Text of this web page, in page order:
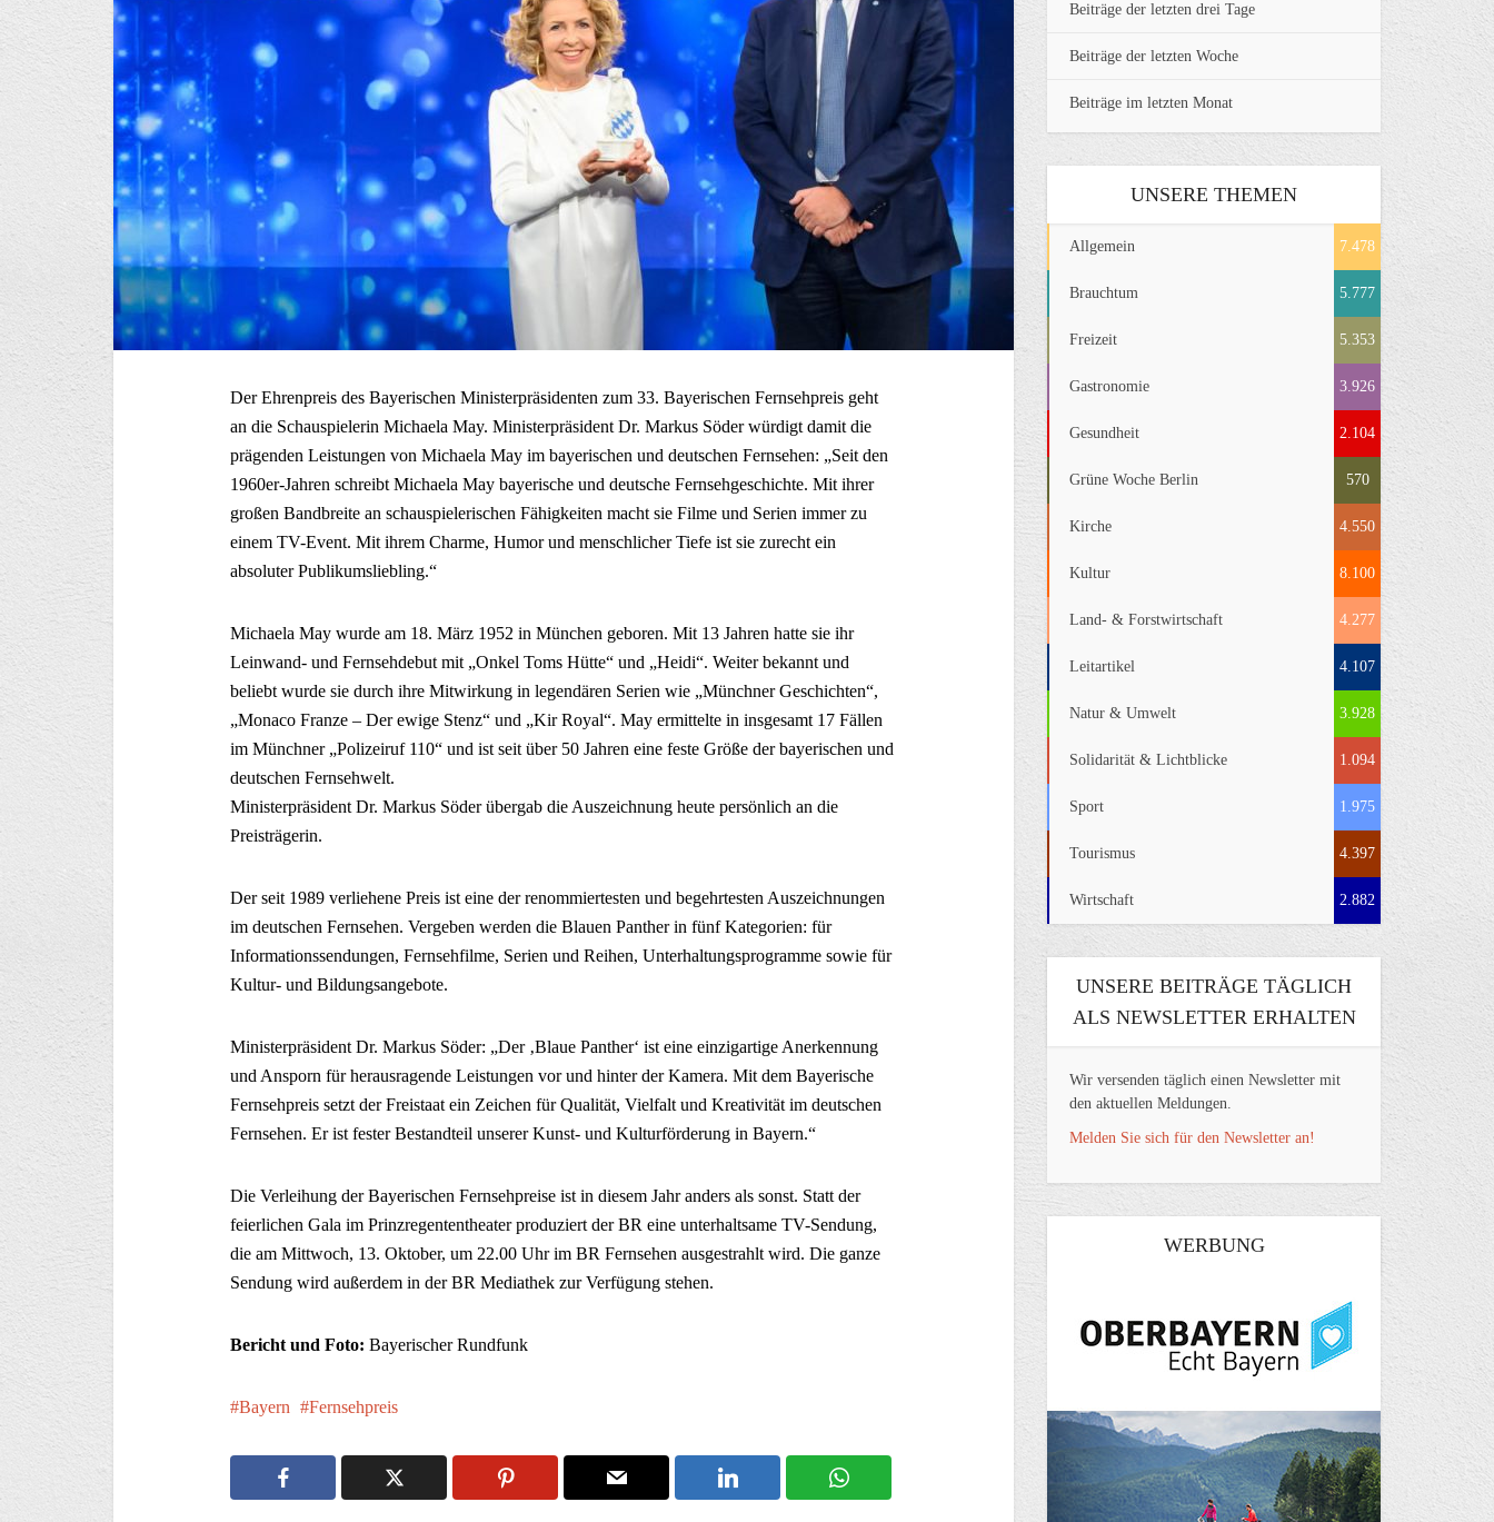
Der Ehrenpreis des Bayerischen Ministerpräsidenten zum 33. Bayerischen Fernsehpreis geht
an die Schauspielerin Michaela May. Ministerpräsident Dr. Markus Söder würdigt damit die
prägenden Leistungen von Michaela May im bayerischen und deutschen Fernsehen: „Seit den
1960er-Jahren schreibt Michaela May bayerische und deutsche Fernsehgeschichte. Mit ihrer
großen Bandbreite an schauspielerischen Fähigkeiten macht sie Filme und Serien immer zu
einem TV-Event. Mit ihrem Charme, Humor und menschlicher Tiefe ist sie zurecht ein
absoluter Publikumsliebling.“
Michaela May wurde am 18. März 1952 in München geboren. Mit 13 Jahren hatte sie ihr
Leinwand- und Fernsehdebut mit „Onkel Toms Hütte“ und „Heidi“. Weiter bekannt und
beliebt wurde sie durch ihre Mitwirkung in legendären Serien wie „Münchner Geschichten“,
„Monaco Franze – Der ewige Stenz“ und „Kir Royal“. May ermittelte in insgesamt 17 Fällen
im Münchner „Polizeiruf 110“ und ist seit über 50 Jahren eine feste Größe der bayerischen und
deutschen Fernsehwelt.
Ministerpräsident Dr. Markus Söder übergab die Auszeichnung heute persönlich an die
Preisträgerin.
Der seit 1989 verliehene Preis ist eine der renommiertesten und begehrtesten Auszeichnungen
im deutschen Fernsehen. Vergeben werden die Blauen Panther in fünf Kategorien: für
Informationssendungen, Fernsehfilme, Serien und Reihen, Unterhaltungsprogramme sowie für
Kultur- und Bildungsangebote.
Ministerpräsident Dr. Markus Söder: „Der ‚Blaue Panther‘ ist eine einzigartige Anerkennung
und Ansporn für herausragende Leistungen vor und hinter der Kamera. Mit dem Bayerische
Fernsehpreis setzt der Freistaat ein Zeichen für Qualität, Vielfalt und Kreativität im deutschen
Fernsehen. Er ist fester Bestandteil unserer Kunst- und Kulturförderung in Bayern.“
Die Verleihung der Bayerischen Fernsehpreise ist in diesem Jahr anders als sonst. Statt der
feierlichen Gala im Prinzregententheater produziert der BR eine unterhaltsame TV-Sendung,
die am Mittwoch, 13. Oktober, um 22.00 Uhr im BR Fernsehen ausgestrahlt wird. Die ganze
Sendung wird außerdem in der BR Mediathek zur Verfügung stehen.
Bericht und Foto: Bayerischer Rundfunk
Bayern Fernsehpreis
Beiträge der letzten drei Tage
Beiträge der letzten Woche
Beiträge im letzten Monat
UNSERE THEMEN
Allgemein 7.478
Brauchtum 5.777
Freizeit 5.353
Gastronomie 3.926
Gesundheit 2.104
Grüne Woche Berlin 570
Kirche 4.550
Kultur 8.100
Land- & Forstwirtschaft 4.277
Leitartikel 4.107
Natur & Umwelt 3.928
Solidarität & Lichtblicke 1.094
Sport 1.975
Tourismus 4.397
Wirtschaft 2.882
UNSERE BEITRÄGE TÄGLICH
ALS NEWSLETTER ERHALTEN
Wir versenden täglich einen Newsletter mit
den aktuellen Meldungen.
Melden Sie sich für den Newsletter an!
WERBUNG